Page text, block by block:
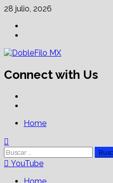
Skip
content
28 julio, 2026
Connect with Us
PrimaryHome
Buscar:
YouTube